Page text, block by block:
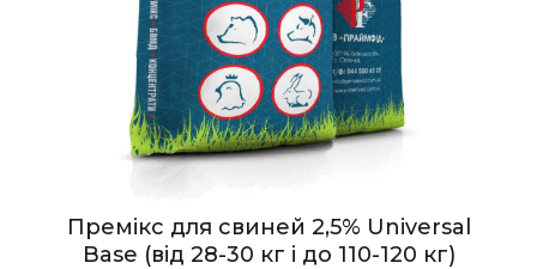
Премікс для свиней 2,5% Universal
Base (від 28-30 кг і до 110-120 кг)